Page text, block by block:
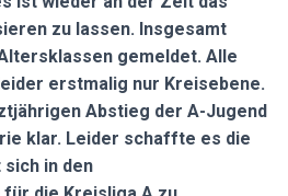
zu lassen. Insgesamt
gemeldet. Alle
erstmalig nur Kreisebene.
Abstieg der A-Jugend
klar. Leider schaffte es die
in den